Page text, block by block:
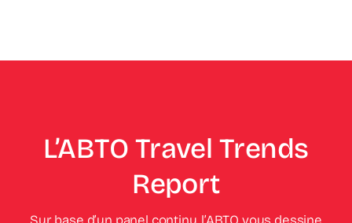
L’ABTO Travel Trends
Report